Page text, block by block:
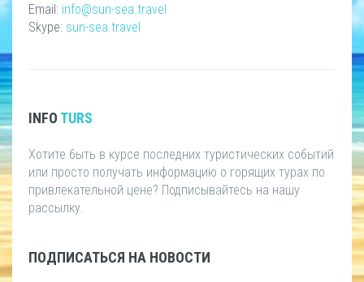
Email: info@sun-sea.travel
Skype: sun-sea.travel
INFO TURS
Хотите быть в курсе последних туристических событий
или просто получать информацию о горящих турах по
привлекательной цене? Подписывайтесь на нашу
рассылку.
ПОДПИСАТЬСЯ НА НОВОСТИ